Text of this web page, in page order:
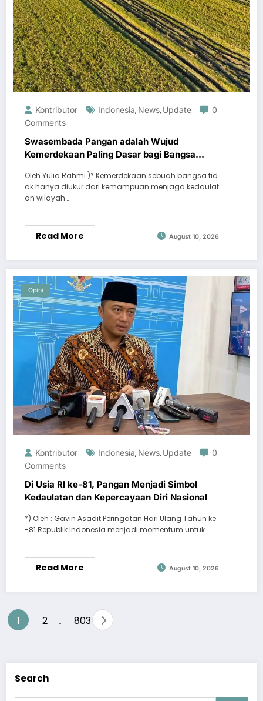
Kontributor Indonesia, News, Update
0
Comments
Swasembada Pangan adalah Wujud
Kemerdekaan Paling Dasar bagi Bangsa
Oleh Yulia Rahmi )* Kemerdekaan sebuah bangsa tid
ak hanya diukur dari kemampuan menjaga kedaulat
an wilayah…
Read More August 10, 2026
Opini
Kontributor Indonesia, News, Update
0
Comments
Di Usia RI ke-81, Pangan Menjadi Simbol
Kedaulatan dan Kepercayaan Diri Nasional
*) Oleh : Gavin Asadit Peringatan Hari Ulang Tahun ke
-81 Republik Indonesia menjadi momentum untuk…
Read More August 10, 2026
Posts
1 2 … 803
Search